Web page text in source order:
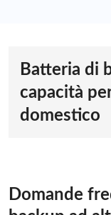
Batteria di
capacità
domestico
51,2 V 280 Ah offre
ideale per
Domande